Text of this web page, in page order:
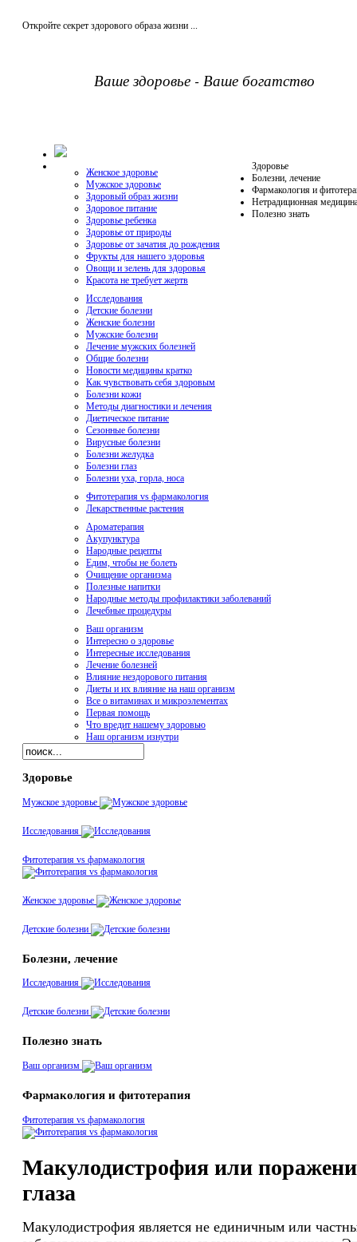
Откройте секрет здорового образа жизни ...
Ваше здоровье - Ваше богатство
Здоровье
Женское здоровье
Мужское здоровье
Здоровый образ жизни
Здоровое питание
Здоровье ребенка
Здоровье от природы
Здоровье от зачатия до рождения
Фрукты для нашего здоровья
Овощи и зелень для здоровья
Красота не требует жертв
Болезни, лечение
Исследования
Детские болезни
Женские болезни
Мужские болезни
Лечение мужских болезней
Общие болезни
Новости медицины кратко
Как чувствовать себя здоровым
Болезни кожи
Методы диагностики и лечения
Диетическое питание
Сезонные болезни
Вирусные болезни
Болезни желудка
Болезни глаз
Болезни уха, горла, носа
Фармакология и
Фитотерапия vs фармакология
Лекарственные растения
Нетрадиционная
Ароматерапия
Акупунктура
Народные рецепты
Едим, чтобы не болеть
Очищение организма
Полезные напитки
Народные методы профилактики заболеваний
Лечебные процедуры
Полезно знать
Ваш организм
Интересно о здоровье
Интересные исследования
Лечение болезней
Влияние нездорового питания
Диеты и их влияние на наш организм
Все о витаминах и микроэлементах
Первая помощь
Что вредит нашему здоровью
Наш организм изнутри
Здоровье
Мужское здоровье
Исследования
Фитотерапия vs фармакология
Женское здоровье
Детские болезни
Болезни, лечение
Исследования
Детские болезни
Полезно знать
Ваш организм
Фармакология и фитотерапия
Фитотерапия vs фармакология
Макулодистрофия или
глаза
Макулодистрофия является не единичным или